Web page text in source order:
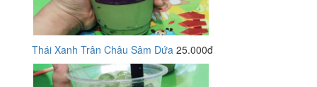
Thái Xanh Trân Châu Sâm Dứa 25.000đ